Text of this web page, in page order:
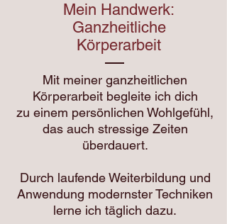
Mein Handwerk:
Ganzheitliche
Körperarbeit
Mit meiner ganzheitlichen
Körperarbeit begleite ich dich
zu einem persönlichen Wohlgefühl,
das auch stressige Zeiten
überdauert.
Durch laufende Weiterbildung und
Anwendung modernster Techniken
lerne ich täglich dazu.